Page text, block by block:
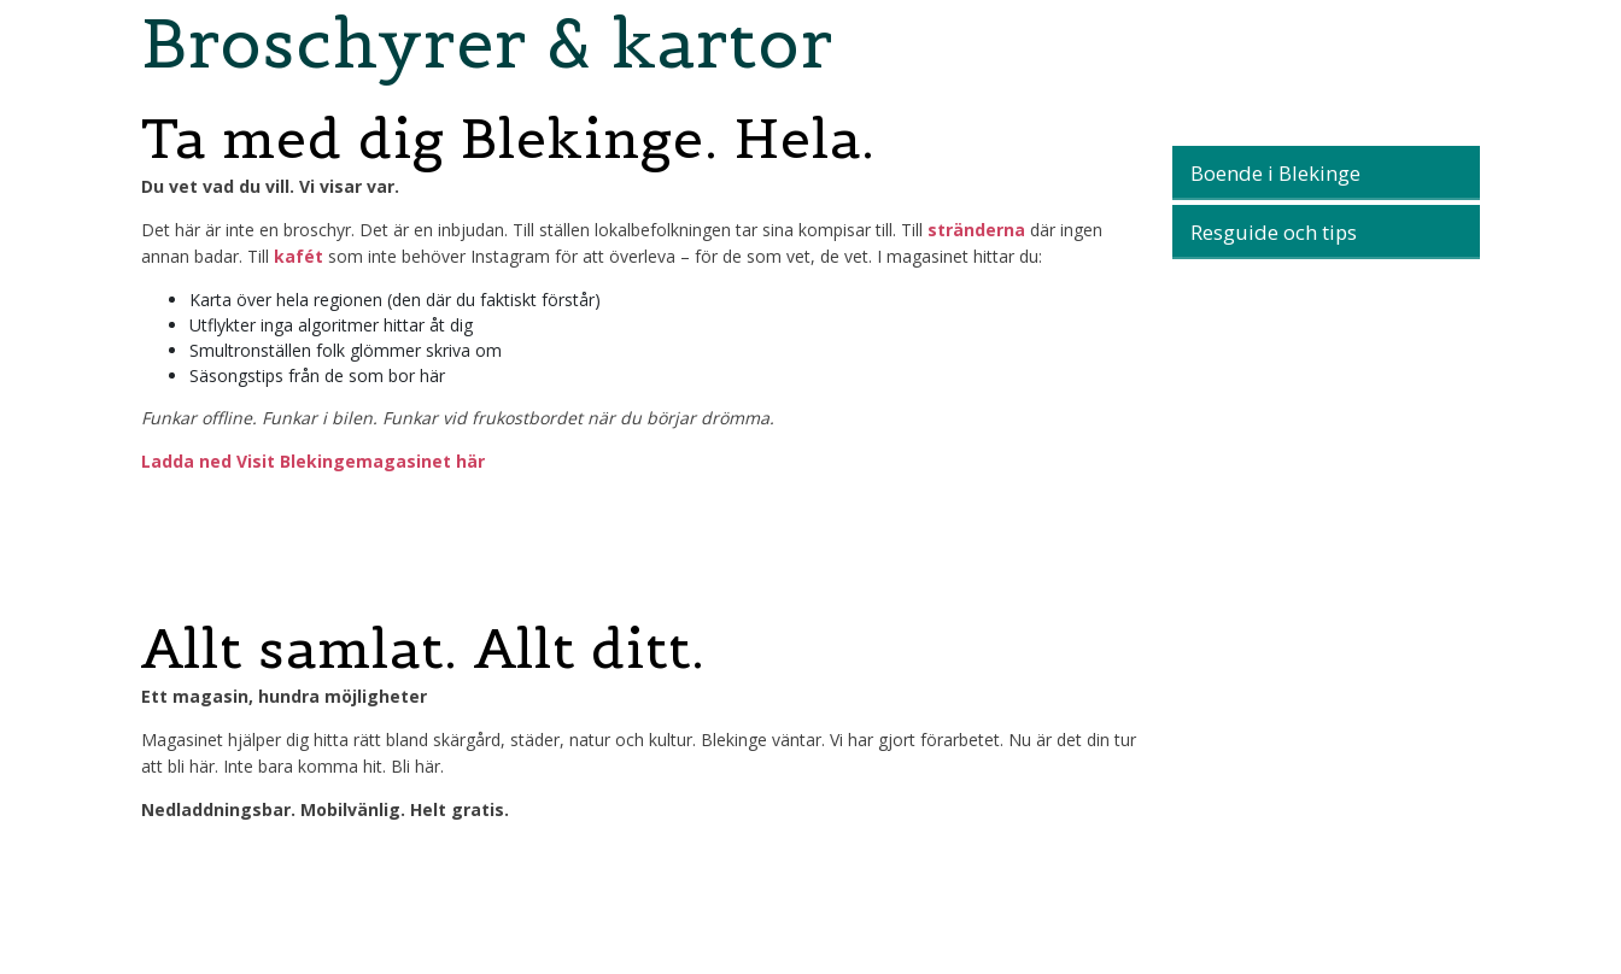
Broschyrer & kartor
Ta med dig Blekinge. Hela.
Du vet vad du vill. Vi visar var.
Det här är inte en broschyr. Det är en inbjudan. Till ställen lokalbefolkningen tar sina kompisar till. Till stränderna där ingen
annan badar. Till kafét som inte behöver Instagram för att överleva – för de som vet, de vet. I magasinet hittar du:
Karta över hela regionen (den där du faktiskt förstår)
Utflykter inga algoritmer hittar åt dig
Smultronställen folk glömmer skriva om
Säsongstips från de som bor här
Funkar offline. Funkar i bilen. Funkar vid frukostbordet när du börjar drömma.
Ladda ned Visit Blekingemagasinet här
Allt samlat. Allt ditt.
Ett magasin, hundra möjligheter
Magasinet hjälper dig hitta rätt bland skärgård, städer, natur och kultur. Blekinge väntar. Vi har gjort förarbetet. Nu är det din tur
att bli här. Inte bara komma hit. Bli här.
Nedladdningsbar. Mobilvänlig. Helt gratis.
Boende i Blekinge
Resguide och tips